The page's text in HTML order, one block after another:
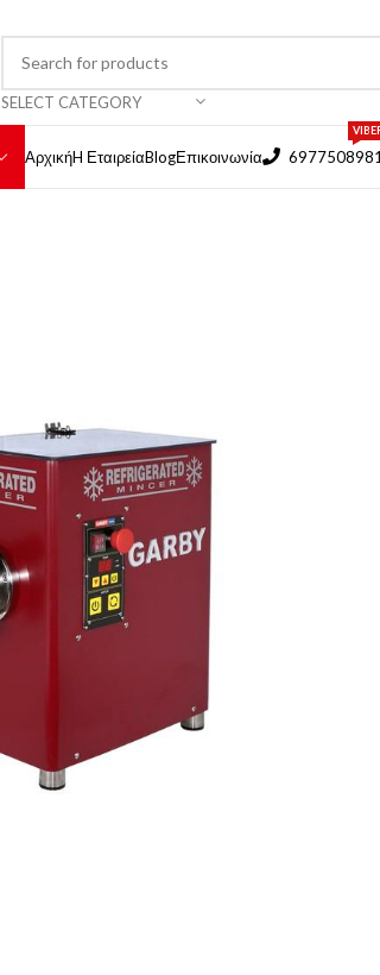
SELECT CATEGORY
ΑρχικήH ΕταιρείαBlogΕπικοινωνία 6977508981